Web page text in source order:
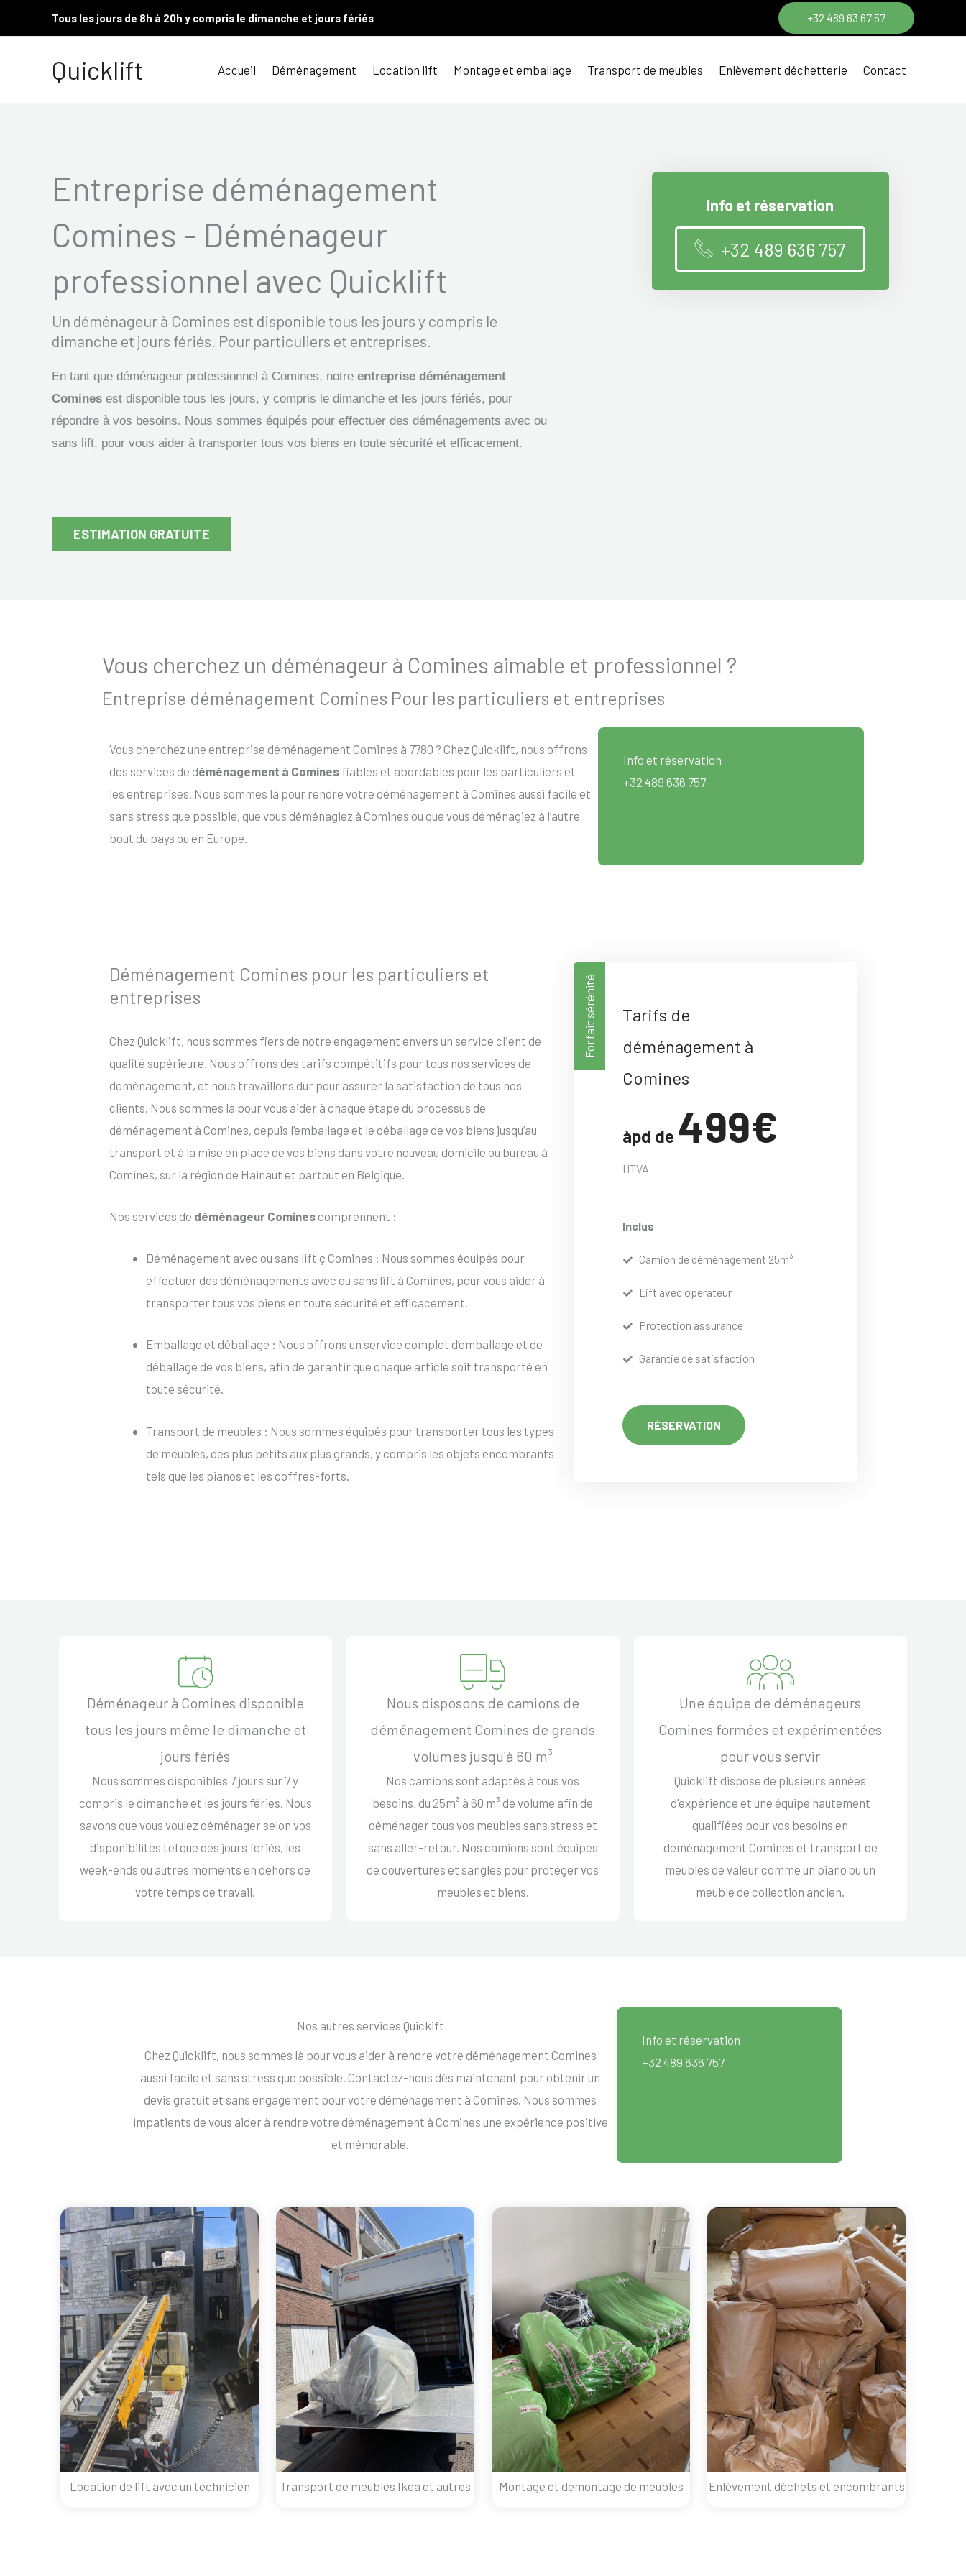
au
Tous les jours de 8h à 20h y compris le dimanche et jours fériés +32 489 63 67 57
Quicklift Accueil Déménagement Location lift Montage et emballage Transport de meubles Enlèvement déchetterie Contact
Entreprise déménagement
Comines - Déménageur
professionnel avec Quicklift
Un déménageur à Comines est disponible tous les jours y compris le
dimanche et jours fériés. Pour particuliers et entreprises.
En tant que déménageur professionnel à Comines, notre entreprise déménagement
Comines est disponible tous les jours, y compris le dimanche et les jours fériés, pour
répondre à vos besoins. Nous sommes équipés pour effectuer des déménagements avec ou
sans lift, pour vous aider à transporter tous vos biens en toute sécurité et efficacement.
ESTIMATION GRATUITE
Info et réservation
+32 489 636 757
Vous cherchez un déménageur à Comines aimable et professionnel ?
Entreprise déménagement Comines Pour les particuliers et entreprises
Vous cherchez une entreprise déménagement Comines à 7780 ? Chez Quicklift, nous offrons
des services de déménagement à Comines fiables et abordables pour les particuliers et
les entreprises. Nous sommes là pour rendre votre déménagement à Comines aussi facile et
sans stress que possible, que vous déménagiez à Comines ou que vous déménagiez à l’autre
bout du pays ou en Europe.
Info et réservation
+32 489 636 757
Déménagement Comines pour les particuliers et
entreprises
Chez Quicklift, nous sommes fiers de notre engagement envers un service client de
qualité supérieure. Nous offrons des tarifs compétitifs pour tous nos services de
déménagement, et nous travaillons dur pour assurer la satisfaction de tous nos
clients. Nous sommes là pour vous aider à chaque étape du processus de
déménagement à Comines, depuis l’emballage et le déballage de vos biens jusqu’au
transport et à la mise en place de vos biens dans votre nouveau domicile ou bureau à
Comines, sur la région de Hainaut et partout en Belgique.
Nos services de déménageur Comines comprennent :
Déménagement avec ou sans lift ç Comines : Nous sommes équipés pour
effectuer des déménagements avec ou sans lift à Comines, pour vous aider à
transporter tous vos biens en toute sécurité et efficacement.
Emballage et déballage : Nous offrons un service complet d’emballage et de
déballage de vos biens, afin de garantir que chaque article soit transporté en
toute sécurité.
Transport de meubles : Nous sommes équipés pour transporter tous les types
de meubles, des plus petits aux plus grands, y compris les objets encombrants
tels que les pianos et les coffres-forts.
Forfait sérénité
Tarifs de
déménagement à
Comines
àpd de 499€
HTVA
Inclus
Camion de déménagement 25m³
Lift avec operateur
Protection assurance
Garantie de satisfaction
RÉSERVATION
Déménageur à Comines disponible
tous les jours même le dimanche et
jours fériés
Nous sommes disponibles 7 jours sur 7 y
compris le dimanche et les jours féries. Nous
savons que vous voulez déménager selon vos
disponibilités tel que des jours fériés, les
week-ends ou autres moments en dehors de
votre temps de travail.
Nous disposons de camions de
déménagement Comines de grands
volumes jusqu'à 60 m³
Nos camions sont adaptés à tous vos
besoins, du 25m³ à 60 m³ de volume afin de
déménager tous vos meubles sans stress et
sans aller-retour. Nos camions sont équipés
de couvertures et sangles pour protéger vos
meubles et biens.
Une équipe de déménageurs
Comines formées et expérimentées
pour vous servir
Quicklift dispose de plusieurs années
d'expérience et une équipe hautement
qualifiées pour vos besoins en
déménagement Comines et transport de
meubles de valeur comme un piano ou un
meuble de collection ancien.
Nos autres services Quickift
Chez Quicklift, nous sommes là pour vous aider à rendre votre déménagement Comines
aussi facile et sans stress que possible. Contactez-nous dès maintenant pour obtenir un
devis gratuit et sans engagement pour votre déménagement à Comines. Nous sommes
impatients de vous aider à rendre votre déménagement à Comines une expérience positive
et mémorable.
Info et réservation
+32 489 636 757
Location de lift avec un technicien Transport de meubles Ikea et autres Montage et démontage de meubles Enlèvement déchets et encombrants